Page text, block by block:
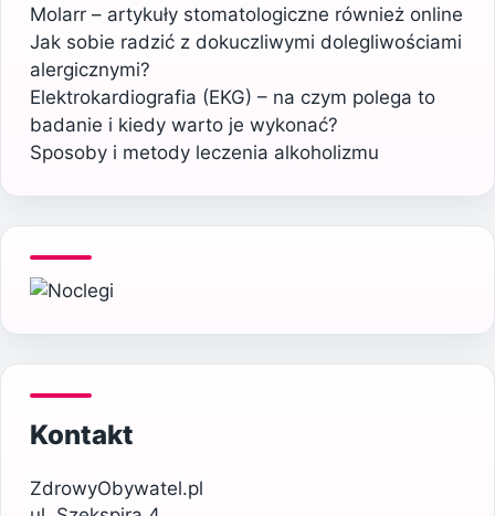
Molarr – artykuły stomatologiczne również online
Jak sobie radzić z dokuczliwymi dolegliwościami
alergicznymi?
Elektrokardiografia (EKG) – na czym polega to
badanie i kiedy warto je wykonać?
Sposoby i metody leczenia alkoholizmu
Kontakt
ZdrowyObywatel.pl